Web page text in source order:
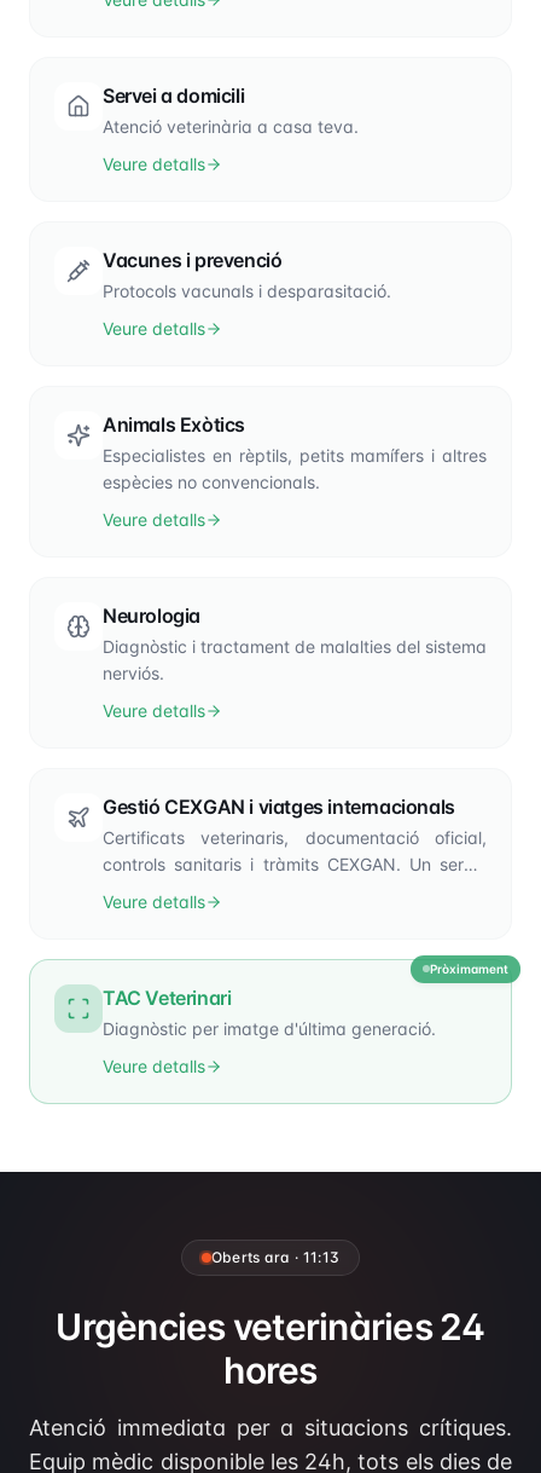
Servei a domicili
Atenció veterinària a casa teva.
Veure detalls
Vacunes i prevenció
Protocols vacunals i desparasitació.
Veure detalls
Animals Exòtics
Especialistes en rèptils, petits mamífers i altres
espècies no convencionals.
Veure detalls
Neurologia
Diagnòstic i tractament de malalties del sistema
nerviós.
Veure detalls
Gestió CEXGAN i viatges internacionals
Certificats veterinaris, documentació oficial,
controls sanitaris i tràmits CEXGAN. Un servei
professional, segur i sense preocupacions.
Veure detalls
Pròximament
TAC Veterinari
Diagnòstic per imatge d'última generació.
Veure detalls
Oberts ara · 11:13
Urgències veterinàries 24
hores
Atenció immediata per a situacions crítiques.
Equip mèdic disponible les 24h, tots els dies de